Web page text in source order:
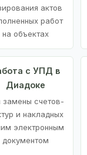
актов
работ
на объектах
с УПД в
Диадоке
замены счетов-
и накладных
электронным
документом